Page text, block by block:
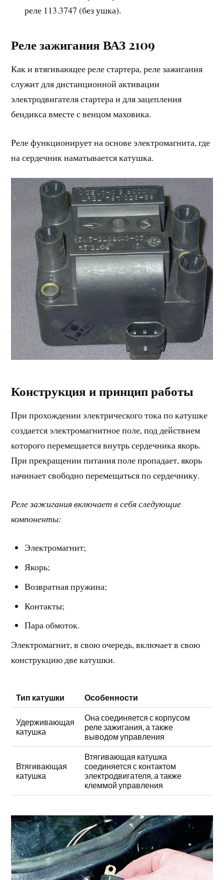
реле 113.3747 (без ушка).
Реле зажигания ВАЗ 2109
Как и втягивающее реле стартера, реле зажигания
служит для дистанционной активации
электродвигателя стартера и для зацепления
бендикса вместе с венцом маховика.
Реле функционирует на основе электромагнита, где
на сердечник наматывается катушка.
Конструкция и принцип работы
При прохождении электрического тока по катушке
создается электромагнитное поле, под действием
которого перемещается внутрь сердечника якорь.
При прекращении питания поле пропадает, якорь
начинает свободно перемещаться по сердечнику.
Реле зажигания включает в себя следующие
компоненты:
Электромагнит;
Якорь;
Возвратная пружина;
Контакты;
Пара обмоток.
Электромагнит, в свою очередь, включает в свою
конструкцию две катушки.
Тип катушки Особенности
Удерживающая
катушка
Она соединяется с корпусом
реле зажигания, а также
выводом управления
Втягивающая
катушка
Втягивающая катушка
соединяется с контактом
электродвигателя, а также
клеммой управления